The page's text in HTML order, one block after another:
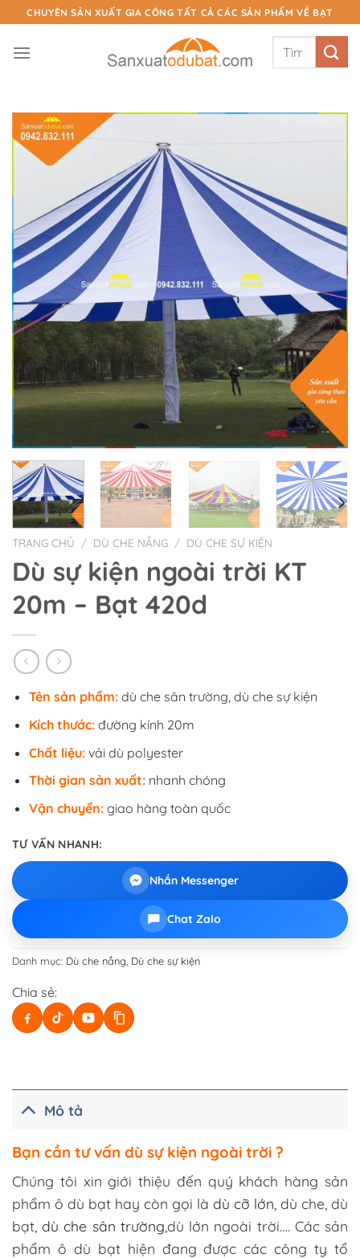
Chuyển
đến
nội
CHUYÊN SẢN XUẤT GIA CÔNG TẤT CẢ CÁC SẢN PHẨM VỀ BẠT
Tìm
TRANG CHỦ / DÙ CHE NẮNG / DÙ CHE SỰ KIỆN
Dù sự kiện ngoài trời KT
20m – Bạt 420d
Tên sản phẩm:dù che sân trường, dù che sự kiện
Kích thước: đường kính 20m
Chất liệu: vải dù polyester
Thời gian sản xuất:nhanh chóng
Vận chuyển: giao hàng toàn quốc
TƯ VẤN NHANH:
Nhắn Messenger
Chat Zalo
Danh mục: Dù che nắng Dù che sự kiện
Chia sẻ:
Mô tả
Bạn cần tư vấn dù sự kiện ngoài trời ?
Chúng tôi xin giới thiệu đến quý khách hàng sản
phẩm ô dù bạt hay còn gọi là dù cỡ lớn , dù che, dù
bạt,dù che sân trường,dù lớn ngoài trời…. Các sản
phẩm ô dù bạt hiện đang được các công ty tổ